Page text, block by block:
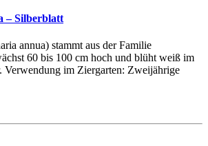
– Silberblatt
annua) stammt aus der Familie
60 bis 100 cm hoch und blüht weiß im
Verwendung im Ziergarten: Zweijährige